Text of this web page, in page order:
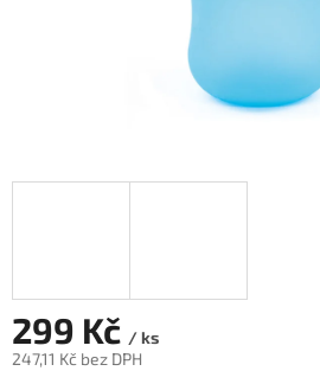
299 Kč / ks
247,11 Kč bez DPH